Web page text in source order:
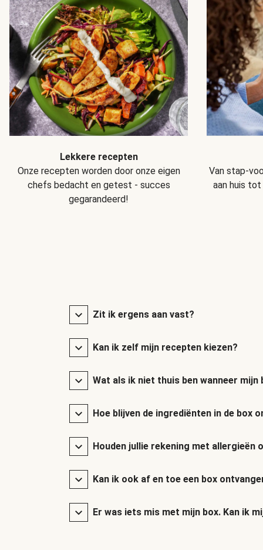
Lekkere recepten
Onze recepten worden door onze eigen
chefs bedacht en getest - succes
gegarandeerd!
Van stap-
aan huis tot
Zit ik ergens aan vast?
Kan ik zelf mijn recepten kiezen?
Wat als ik niet thuis ben wanneer
Hoe blijven de ingrediënten in de box
Houden jullie rekening met allergieën
Kan ik ook af en toe een box
Er was iets mis met mijn box. Kan ik